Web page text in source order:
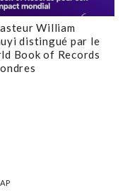
William
distingué par le
Book of Records